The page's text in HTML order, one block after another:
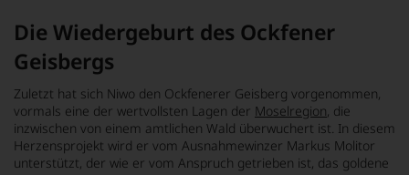
Die Wiedergeburt des Ockfener
Geisbergs
Zuletzt hat sich Niwo den Ockfenerer Geisberg vorgenommen,
vormals eine der wertvollsten Lagen der Moselregion , die
inzwischen von einem amtlichen Wald überwuchert ist. In diesem
Herzensprojekt wird er vom Ausnahmewinzer Markus Molitor
unterstützt, der wie er vom Anspruch getrieben ist, das goldene